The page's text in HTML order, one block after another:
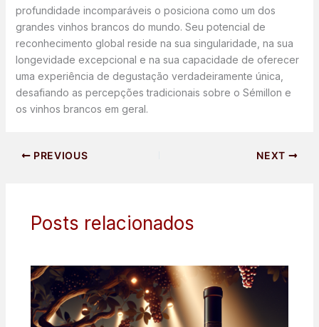
profundidade incomparáveis o posiciona como um dos
grandes vinhos brancos do mundo. Seu potencial de
reconhecimento global reside na sua singularidade, na sua
longevidade excepcional e na sua capacidade de oferecer
uma experiência de degustação verdadeiramente única,
desafiando as percepções tradicionais sobre o Sémillon e
os vinhos brancos em geral.
PREVIOUS NEXT
Posts relacionados